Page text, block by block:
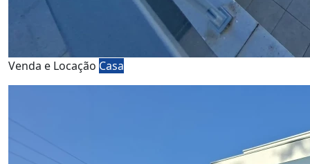
Venda e Locação Casa